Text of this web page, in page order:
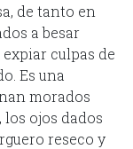
de tanto en
a besar
culpas de
Es una
morados
ojos dados
reseco y